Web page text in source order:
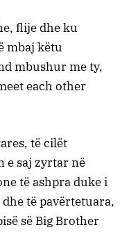
flije dhe ku
mbaj këtu
mbushur me ty,
each other
të cilët
e saj zyrtar në
të ashpra duke i
të pavërtetuara,
së Big Brother